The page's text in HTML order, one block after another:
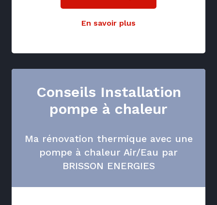
En savoir plus
Conseils Installation
pompe à chaleur
Ma rénovation thermique avec une
pompe à chaleur Air/Eau par
BRISSON ENERGIES